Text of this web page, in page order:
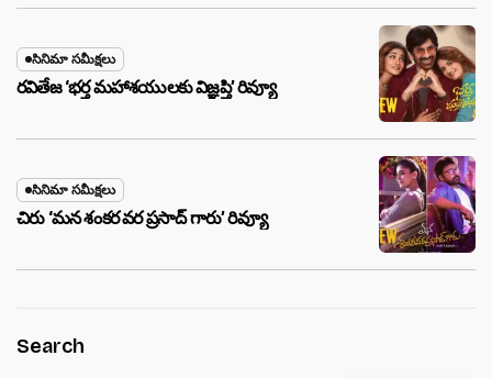
సినిమా సమీక్షలు
రవితేజ ‘భర్త మహాశయులకు విజ్ఞప్తి’ రివ్యూ
సినిమా సమీక్షలు
చిరు ‘మ‌న శంక‌ర వ‌ర ప్ర‌సాద్ గారు’ రివ్యూ
Search